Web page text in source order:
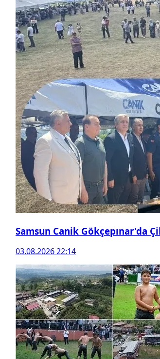
Samsun Canik Gökçepınar'da
03.08.2026 22:14